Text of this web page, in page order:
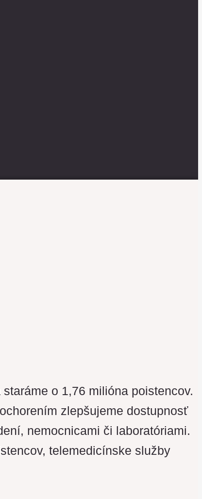
o 1,76 milióna poistencov.
zlepšujeme dostupnosť
nemocnicami či laboratóriami.
telemedicínske služby